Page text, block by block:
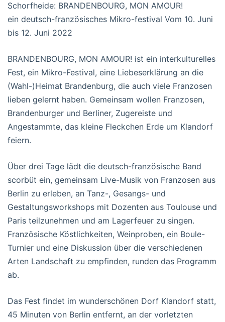
Schorfheide: BRANDENBOURG, MON AMOUR!
ein deutsch-französisches Mikro-festival Vom 10. Juni
bis 12. Juni 2022
BRANDENBOURG, MON AMOUR! ist ein interkulturelles
Fest, ein Mikro-Festival, eine Liebeserklärung an die
(Wahl-)Heimat Brandenburg, die auch viele Franzosen
lieben gelernt haben. Gemeinsam wollen Franzosen,
Brandenburger und Berliner, Zugereiste und
Angestammte, das kleine Fleckchen Erde um Klandorf
feiern.
Über drei Tage lädt die deutsch-französische Band
scorbüt ein, gemeinsam Live-Musik von Franzosen aus
Berlin zu erleben, an Tanz-, Gesangs- und
Gestaltungsworkshops mit Dozenten aus Toulouse und
Paris teilzunehmen und am Lagerfeuer zu singen.
Französische Köstlichkeiten, Weinproben, ein Boule-
Turnier und eine Diskussion über die verschiedenen
Arten Landschaft zu empfinden, runden das Programm
ab.
Das Fest findet im wunderschönen Dorf Klandorf statt,
45 Minuten von Berlin entfernt, an der vorletzten